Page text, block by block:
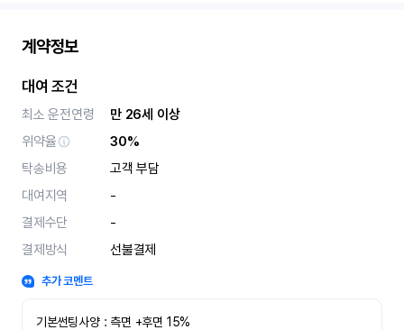
계약정보
대여 조건
최소 운전연령
만 26세 이상
위약율
30%
탁송비용
고객 부담
대여지역
-
결제수단
-
결제방식
선불결제
추가 코멘트
기본썬팅사양 : 측면 +후면 15%